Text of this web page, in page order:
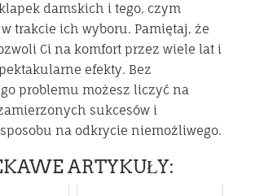
damskich i tego, czym
trakcie ich wyboru. Pamiętaj, że
Ci na komfort przez wiele lat i
efekty. Bez
problemu możesz liczyć na
sukcesów i
na odkrycie niemożliwego.
ARTYKUŁY: